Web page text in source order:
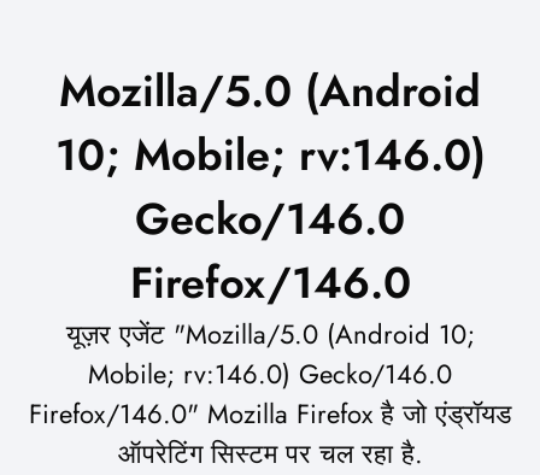
Mozilla/5.0 (Android
10; Mobile; rv:146.0)
Gecko/146.0
Firefox/146.0
यूज़र एजेंट "Mozilla/5.0 (Android 10;
Mobile; rv:146.0) Gecko/146.0
Firefox/146.0" Mozilla Firefox है जो एंड्रॉयड
ऑपरेटिंग सिस्टम पर चल रहा है.